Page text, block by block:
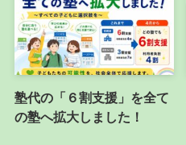
塾代の「６割支援」を全て
の塾へ拡大しました！